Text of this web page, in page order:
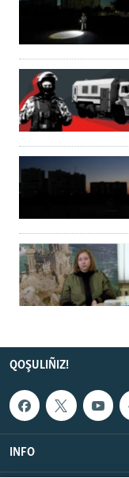
QOŞULIÑIZ!
INFO